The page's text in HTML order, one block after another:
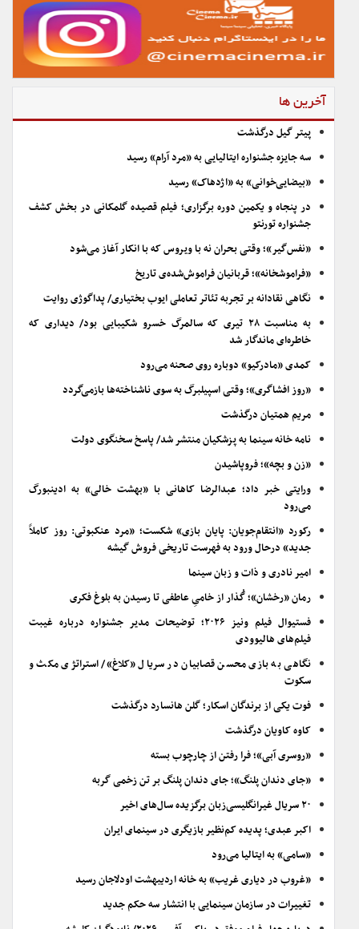
آخرین ها
پیتر گیل درگذشت
سه جایزه جشنواره ایتالیایی به «مرد آرام» رسید
«بیضایی‌خوانی» به «اژدهاک» رسید
در پنجاه و یکمین دوره برگزاری؛ فیلم قصیده گلمکانی در بخش کشف
جشنواره تورنتو
«نفس‌گیر»؛ وقتی بحران نه با ویروس که با انکار آغاز می‌شود
«فراموشخانه»؛ قربانیان فراموش‌شده‌ی تاریخ
نگاهی نقادانه بر تجربه تئاتر تعاملی ایوب بختیاری/ پداگوژی روایت
به مناسبت ۲۸ تیری که سالمرگ خسرو شکیبایی بود/ دیداری که
خاطره‌ای ماندگار شد
کمدی «مادرکیو» دوباره روی صحنه می‌رود
«روز افشاگری»؛ وقتی اسپیلبرگ به سوی ناشناخته‌ها بازمی‌گردد
مریم همتیان درگذشت
نامه خانه سینما به پزشکیان منتشر شد/ پاسخ سخنگوی دولت
«زن و بچه»؛ فروپاشیدن
ورایتی خبر داد؛ عبدالرضا کاهانی با «بهشت خالی» به ادینبورگ
می‌رود
رکورد «انتقام‌جویان: پایان بازی» شکست؛ «مرد عنکبوتی: روز کاملاً
جدید» درحال ورود به فهرست تاریخی فروش گیشه
امیر نادری و ذات و زبان سینما
رمان «رخشان»؛ گُذار از خامیِ عاطفی تا رسیدن به بلوغ فکری
فستیوال فیلم ونیز ۲۰۲۶؛ توضیحات مدیر جشنواره درباره غیبت
فیلم‌های هالیوودی
نگاهی به بازی محسن قصابیان در سریال «کلاغ»/ استراتژی مکث و
سکوت
فوت یکی از برندگان اسکار؛ گلن هانسارد درگذشت
کاوه کاویان درگذشت
«روسری آبی»؛ فرا رفتن از چارچوب بسته
«جای دندان پلنگ»؛ جای دندان پلنگ بر تن زخمی گربه
۲۰ سریال غیرانگلیسی‌زبان برگزیده سال‌های اخیر
اکبر عبدی؛ پدیده کم‌نظیر بازیگری در سینمای ایران
«سامی» به ایتالیا می‌رود
«غروب در دیاری غریب» به خانه اردیبهشت اودلاجان رسید
تغییرات در سازمان سینمایی با انتشار سه حکم جدید